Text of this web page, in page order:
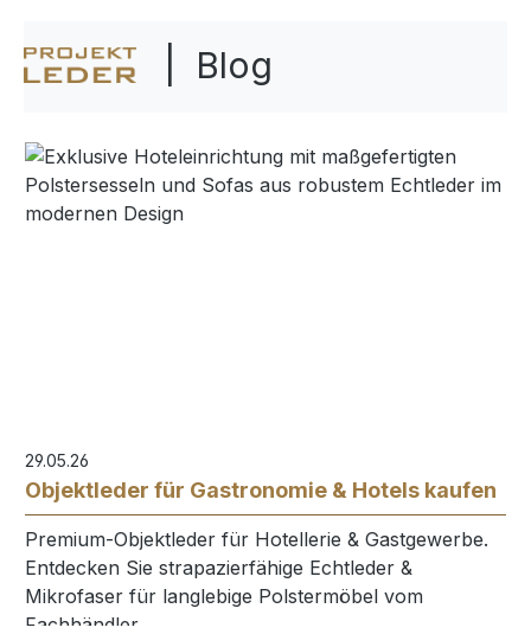
| Blog
29.05.26
Objektleder für Gastronomie & Hotels kaufen
Premium-Objektleder für Hotellerie & Gastgewerbe.
Entdecken Sie strapazierfähige Echtleder &
Mikrofaser für langlebige Polstermöbel vom
Fachhändler.